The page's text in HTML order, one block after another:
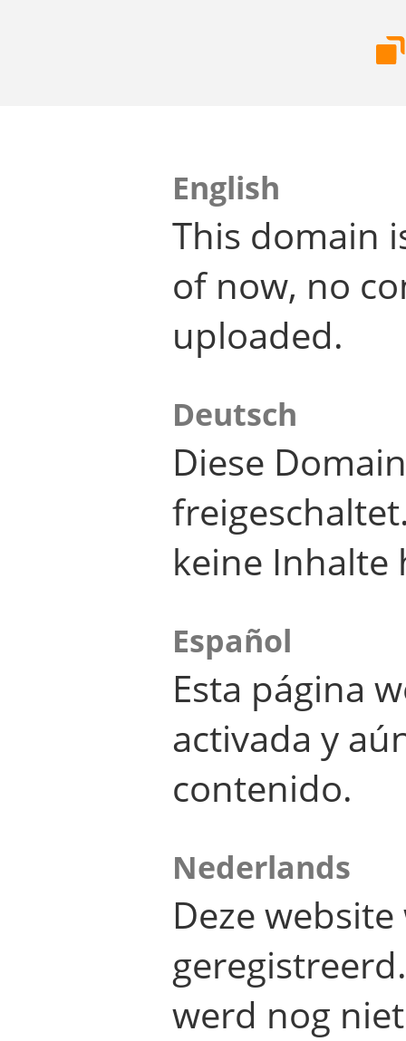
English
This domain
of now, no
uploaded.
Deutsch
Diese
keine Inhalte
Español
Esta página
activada y
contenido.
Nederlands
Deze
werd nog